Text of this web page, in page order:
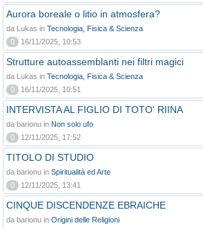
Aurora boreale o litio in atmosfera?
da Lukas in Tecnologia, Fisica & Scienza
0
16/11/2025, 10:53
Strutture autoassemblanti nei filtri magici
da Lukas in Tecnologia, Fisica & Scienza
0
16/11/2025, 10:51
INTERVISTA AL FIGLIO DI TOTO' RIINA
da barionu in Non solo ufo
0
12/11/2025, 17:52
TITOLO DI STUDIO
da barionu in Spiritualità ed Arte
0
12/11/2025, 13:41
CINQUE DISCENDENZE EBRAICHE
da barionu in Origini delle Religioni